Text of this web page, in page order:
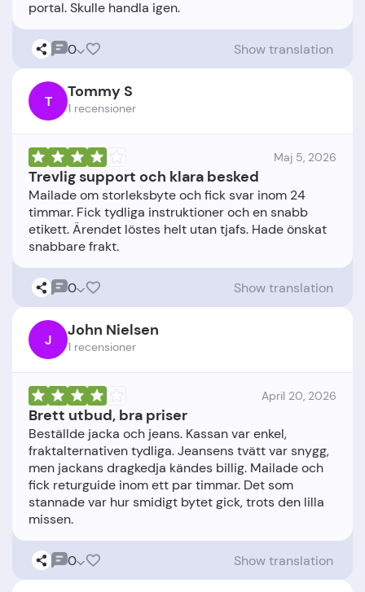
0 Show translation
T Tommy S
1 recensioner
Maj 5, 2026
Trevlig support och klara besked
Mailade om storleksbyte och fick svar inom 24
timmar. Fick tydliga instruktioner och en snabb
etikett. Ärendet löstes helt utan tjafs. Hade önskat
0 Show translation
J John Nielsen
1 recensioner
April 20, 2026
Brett utbud, bra priser
Beställde jacka och jeans. Kassan var enkel,
fraktalternativen tydliga. Jeansens tvätt var snygg,
men jackans dragkedja kändes billig. Mailade och
fick returguide inom ett par timmar. Det som
stannade var hur smidigt bytet gick, trots den lilla
0 Show translation